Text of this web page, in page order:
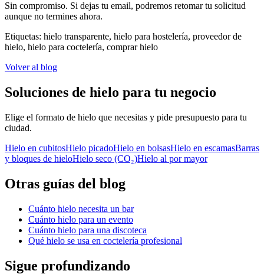
Sin compromiso. Si dejas tu email, podremos retomar tu solicitud
aunque no termines ahora.
Etiquetas: hielo transparente, hielo para hostelería, proveedor de
hielo, hielo para coctelería, comprar hielo
Volver al blog
Soluciones de hielo para tu negocio
Elige el formato de hielo que necesitas y pide presupuesto para tu
ciudad.
Hielo en cubitosHielo picadoHielo en bolsasHielo en escamasBarras
y bloques de hieloHielo seco (CO₂)Hielo al por mayor
Otras guías del blog
Cuánto hielo necesita un bar
Cuánto hielo para un evento
Cuánto hielo para una discoteca
Qué hielo se usa en coctelería profesional
Sigue profundizando